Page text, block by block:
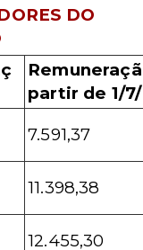
DO
partir de 1/
7.591,37
11.398,38
12.455,30